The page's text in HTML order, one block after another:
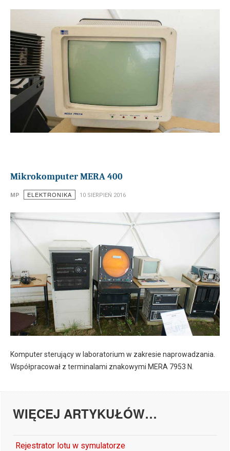
Mikrokomputer MERA 400
MP ELEKTRONIKA 10 SIERPIEŃ 2016
Komputer sterujący w laboratorium w zakresie naprowadzania.
Współpracował z terminalami znakowymi MERA 7953 N.
WIĘCEJ ARTYKUŁÓW…
Rejestrator lotu w symulatorze